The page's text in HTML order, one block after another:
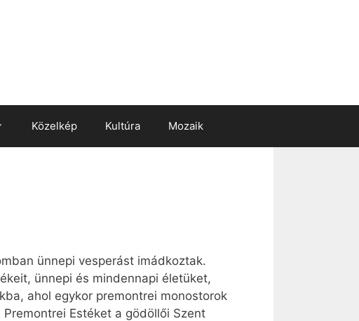
Közelkép Kultúra Mozaik
ünnepi vesperást imádkoztak.
ünnepi és mindennapi életüket,
ahol egykor premontrei monostorok
Estéket a gödöllői Szent